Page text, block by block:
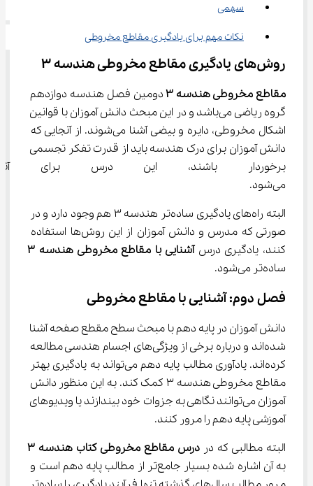
سهمی
نکات مهم برای یادگیری مقاطع مخروطی
روش‌های یادگیری مقاطع مخروطی هندسه ۳
مقاطع مخروطی هندسه ۳ دومین فصل هندسه دوازدهم
گروه ریاضی می‌باشد و در این مبحث دانش آموزان با قوانین
اشکال مخروطی، دایره و بیضی آشنا می‌شوند. از آنجایی که
دانش آموزان برای درک هندسه باید از قدرت تفکر تجسمی
برخوردار باشند، این درس
می‌شود.
البته راه‌های یادگیری ساده‌تر هندسه ۳ هم وجود دارد و در
صورتی که مدرس و دانش آموزان از این روش‌ها استفاده
کنند، یادگیری درس آشنایی با مقاطع مخروطی هندسه ۳
ساده‌تر می‌شود.
فصل دوم: آشنایی با مقاطع مخروطی
دانش آموزان در پایه دهم با مبحث سطح مقطع صفحه آشنا
شده‌اند و درباره برخی از ویژگی‌های اجسام هندسی مطالعه
کرده‌اند. یادآوری مطالب پایه دهم می‌تواند به یادگیری بهتر
مقاطع مخروطی هندسه ۳ کمک کند. به این منظور دانش
آموزان می‌توانند نگاهی به جزوات خود بیندازند یا ویدیو‌های
آموزشی پایه دهم را مرور کنند.
البته مطالبی که در درس مقاطع مخروطی کتاب هندسه ۳
به آن اشاره شده بسیار جامع‌تر از مطالب پایه دهم است و